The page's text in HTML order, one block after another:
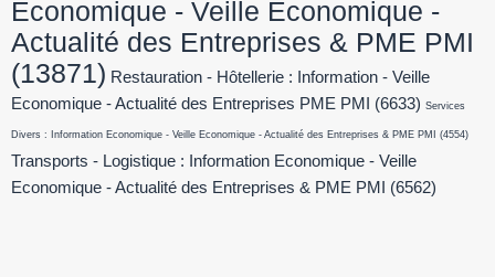
Economique - Veille Economique -
Actualité des Entreprises & PME PMI
(13871) Restauration - Hôtellerie : Information - Veille
Economique - Actualité des Entreprises PME PMI
(6633) Services
Divers : Information Economique - Veille Economique - Actualité des Entreprises & PME PMI (4554)
Transports - Logistique : Information Economique - Veille
Economique - Actualité des Entreprises & PME PMI
(6562)